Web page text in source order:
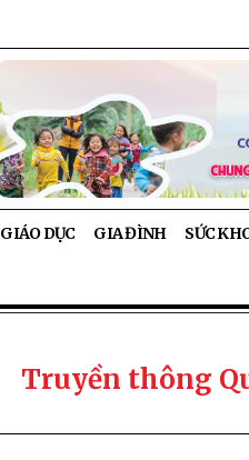
GIÁO DỤC GIA ĐÌNH SỨC
Truyền thông